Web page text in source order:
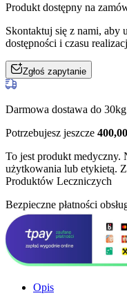
Produkt dostępny na
Skontaktuj się z nami, aby
dostępności i czasu
Zgłoś zapytanie
Darmowa dostawa do 30kg
Potrzebujesz jeszcze 400,00
To jest produkt medyczny.
użytkowania lub etykietą.
Produktów Leczniczych
Bezpieczne płatności
Opis